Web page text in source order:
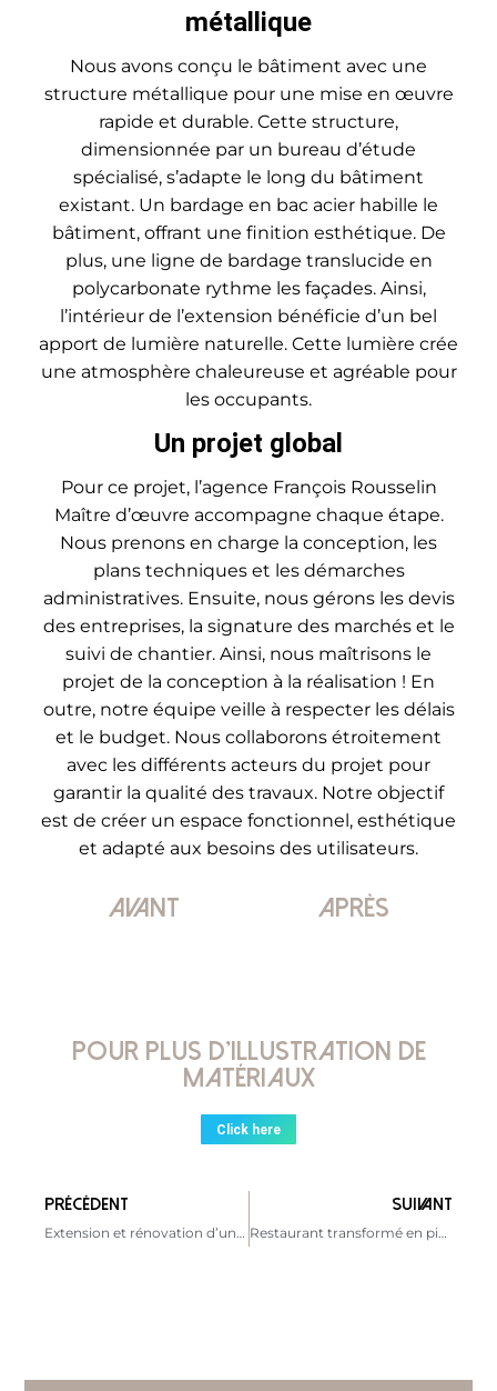
métallique
Nous avons conçu le bâtiment avec une
structure métallique pour une mise en œuvre
rapide et durable. Cette structure,
dimensionnée par un bureau d’étude
spécialisé, s’adapte le long du bâtiment
existant. Un bardage en bac acier habille le
bâtiment, offrant une finition esthétique. De
plus, une ligne de bardage translucide en
polycarbonate rythme les façades. Ainsi,
l’intérieur de l’extension bénéficie d’un bel
apport de lumière naturelle. Cette lumière crée
une atmosphère chaleureuse et agréable pour
les occupants.
Un projet global
Pour ce projet, l’agence François Rousselin
Maître d’œuvre accompagne chaque étape.
Nous prenons en charge la conception, les
plans techniques et les démarches
administratives. Ensuite, nous gérons les devis
des entreprises, la signature des marchés et le
suivi de chantier. Ainsi, nous maîtrisons le
projet de la conception à la réalisation ! En
outre, notre équipe veille à respecter les délais
et le budget. Nous collaborons étroitement
avec les différents acteurs du projet pour
garantir la qualité des travaux. Notre objectif
est de créer un espace fonctionnel, esthétique
et adapté aux besoins des utilisateurs.
Avant Après
Pour plus d'illustration de
matériaux
Click here
PRÉCÉDENT
Extension et rénovation d’un collège à Derval
SUIVANT
Restaurant transformé en pizzeria à Pornichet